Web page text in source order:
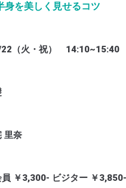
を美しく見せるコツ
22（火・祝） 14:10~15:40
里奈
員 ￥3,300- ビジター ￥3,850-